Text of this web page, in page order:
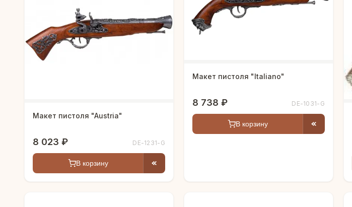
Макет пистоля "Austria"
8 023 ₽ DE-1231-G
В корзину
Макет пистоля "Italiano"
8 738 ₽ DE-1031-G
В корзину